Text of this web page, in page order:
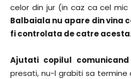
celor din jur (in caz ca cel
Balbaiala nu apare din vina
fi controlata de catre acesta.
Ajutati copilul
presati, nu-l grabiti sa termine